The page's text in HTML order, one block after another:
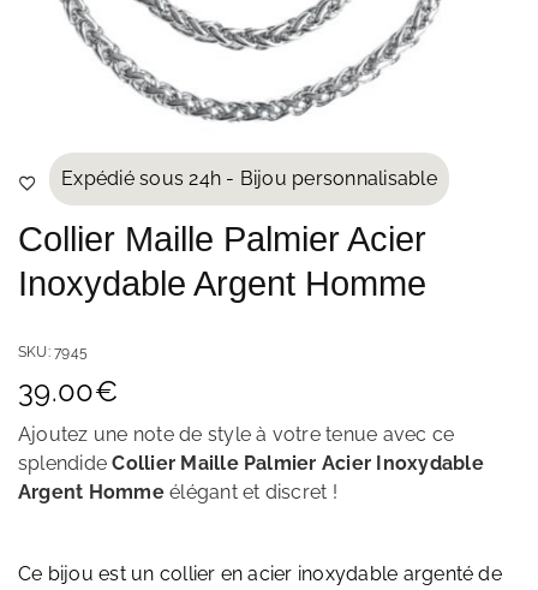
Expédié sous 24h - Bijou personnalisable
Collier Maille Palmier Acier
Inoxydable Argent Homme
SKU:7945
39.00€
Ajoutez une note de style à votre tenue avec ce
splendideCollier Maille Palmier Acier Inoxydable
Argent Hommeélégant et discret !
Ce bijou est un collier en acier inoxydable argenté de